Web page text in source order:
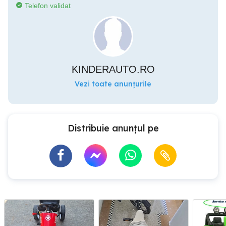
Telefon validat
KINDERAUTO.RO
Vezi toate anunțurile
Distribuie anunțul pe